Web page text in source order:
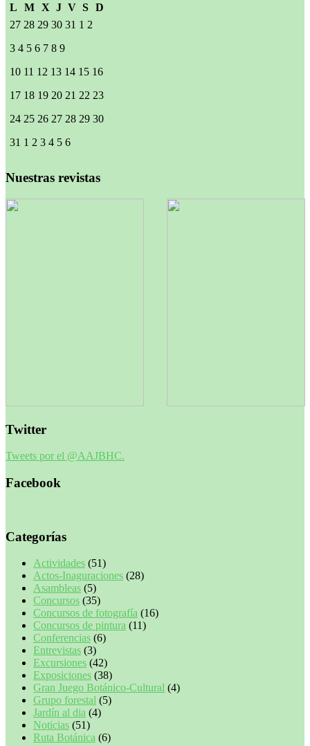
L
M X J V S D
27 28 29 30 31 1 2
3 4 5 6 7 8 9
10 11 12 13 14 15 16
17 18 19 20 21 22 23
24 25 26 27 28 29 30
31 1 2 3 4 5 6
Nuestras revistas
Twitter
Tweets por el @AAJBHC.
Facebook
Categorías
Actividades (51)
Actos-Inaguraciones (28)
Asambleas (5)
Concursos (35)
Concursos de fotografía (16)
Concursos de pintura (11)
Conferencias (6)
Entrevistas (3)
Excursiones (42)
Exposiciones (38)
Gran Juego Botánico-Cultural (4)
Grupo forestal (5)
Jardín al dia (4)
Noticias (51)
Ruta Botánica (6)